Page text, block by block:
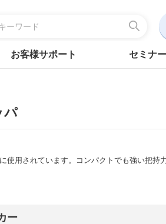
お客様サポート セミナ
パ
使用されています。コンパクトでも強い把
ー